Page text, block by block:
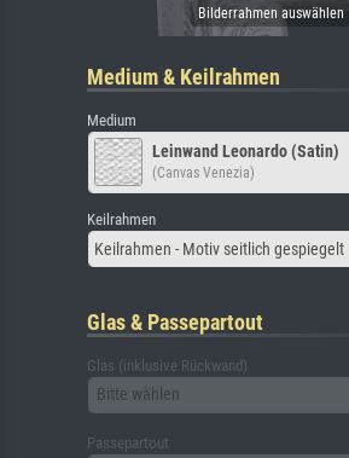
Medium & Keilrahmen
Medium
Leinwand Leonardo (Satin)
(Canvas Venezia)
Keilrahmen
Keilrahmen - Motiv seitlich gespiegelt
Glas & Passepartout
Glas (inklusive Rückwand)
Bitte wählen
Passepartout